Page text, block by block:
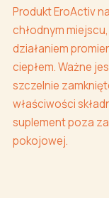
Produkt EroActiv
chłodnym
działaniem
ciepłem. Ważne
szczelnie
właściwości
suplement poza
pokojowej.